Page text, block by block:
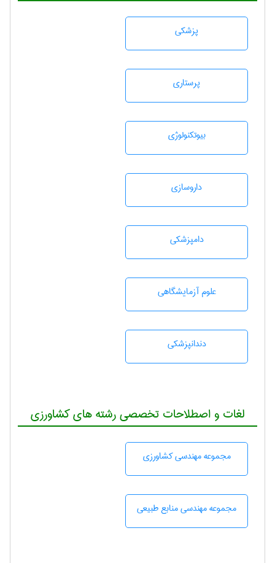
پزشكی
پرستاری
بيوتكنولوژی
داروسازی
دامپزشكی
علوم آزمايشگاهی
دندانپزشكی
لغات و اصطلاحات تخصصی رشته های کشاورزی
مجموعه مهندسی كشاورزی
مجموعه مهندسی منابع طبيعی